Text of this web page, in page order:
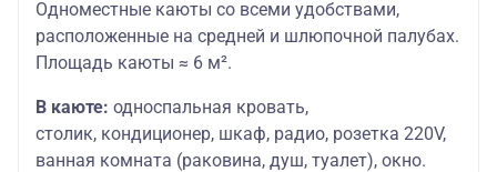
Одноместные каюты со всеми удобствами,
расположенные на средней и шлюпочной палубах.
Площадь каюты ≈ 6 м².
В каюте: односпальная кровать,
столик, кондиционер, шкаф, радио, розетка 220V,
ванная комната (раковина, душ, туалет), окно.